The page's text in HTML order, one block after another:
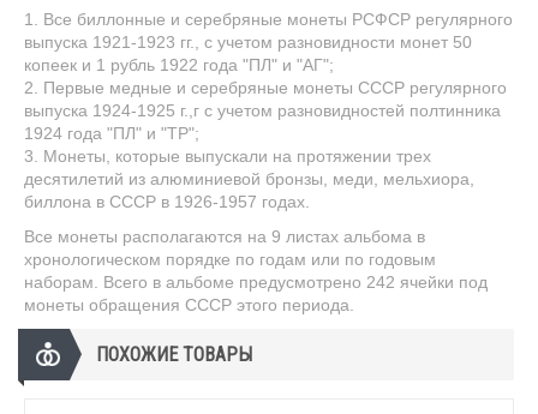
1. Все биллонные и серебряные монеты РСФСР регулярного
выпуска 1921-1923 гг., с учетом разновидности монет 50
копеек и 1 рубль 1922 года "ПЛ" и "АГ";
2. Первые медные и серебряные монеты СССР регулярного
выпуска 1924-1925 г.,г с учетом разновидностей полтинника
1924 года "ПЛ" и "ТР";
3. Монеты, которые выпускали на протяжении трех
десятилетий из алюминиевой бронзы, меди, мельхиора,
биллона в СССР в 1926-1957 годах.
Все монеты располагаются на 9 листах альбома в
хронологическом порядке по годам или по годовым
наборам. Всего в альбоме предусмотрено 242 ячейки под
монеты обращения СССР этого периода.
ПОХОЖИЕ ТОВАРЫ